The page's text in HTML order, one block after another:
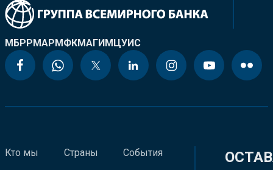
МБРРМАРМФКМАГИМЦУИС
Кто мы Страны События